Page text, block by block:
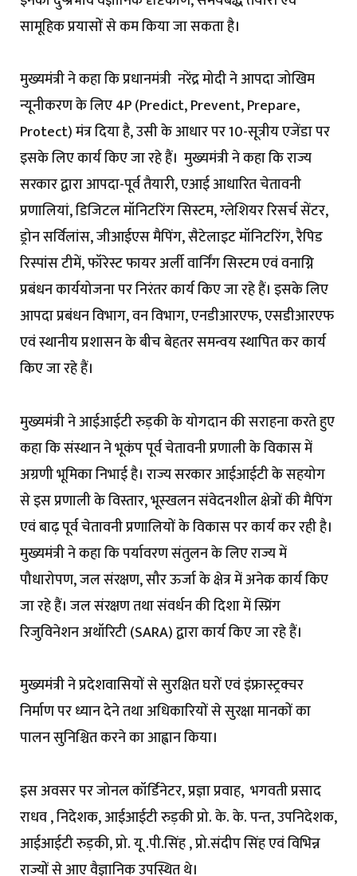
सामूहिक प्रयासों से कम किया जा सकता है।
मुख्यमंत्री ने कहा कि प्रधानमंत्री नरेंद्र मोदी ने आपदा जोखिम
न्यूनीकरण के लिए 4P (Predict, Prevent, Prepare,
Protect) मंत्र दिया है, उसी के आधार पर 10-सूत्रीय एजेंडा पर
इसके लिए कार्य किए जा रहे हैं। मुख्यमंत्री ने कहा कि राज्य
सरकार द्वारा आपदा-पूर्व तैयारी, एआई आधारित चेतावनी
प्रणालियां, डिजिटल मॉनिटरिंग सिस्टम, ग्लेशियर रिसर्च सेंटर,
ड्रोन सर्विलांस, जीआईएस मैपिंग, सैटेलाइट मॉनिटरिंग, रैपिड
रिस्पांस टीमें, फॉरेस्ट फायर अर्ली वार्निंग सिस्टम एवं वनाग्नि
प्रबंधन कार्ययोजना पर निरंतर कार्य किए जा रहे हैं। इसके लिए
आपदा प्रबंधन विभाग, वन विभाग, एनडीआरएफ, एसडीआरएफ
एवं स्थानीय प्रशासन के बीच बेहतर समन्वय स्थापित कर कार्य
किए जा रहे हैं।
मुख्यमंत्री ने आईआईटी रुड़की के योगदान की सराहना करते हुए
कहा कि संस्थान ने भूकंप पूर्व चेतावनी प्रणाली के विकास में
अग्रणी भूमिका निभाई है। राज्य सरकार आईआईटी के सहयोग
से इस प्रणाली के विस्तार, भूस्खलन संवेदनशील क्षेत्रों की मैपिंग
एवं बाढ़ पूर्व चेतावनी प्रणालियों के विकास पर कार्य कर रही है।
मुख्यमंत्री ने कहा कि पर्यावरण संतुलन के लिए राज्य में
पौधारोपण, जल संरक्षण, सौर ऊर्जा के क्षेत्र में अनेक कार्य किए
जा रहे हैं। जल संरक्षण तथा संवर्धन की दिशा में स्प्रिंग
रिजुविनेशन अथॉरिटी (SARA) द्वारा कार्य किए जा रहे हैं।
मुख्यमंत्री ने प्रदेशवासियों से सुरक्षित घरों एवं इंफ्रास्ट्रक्चर
निर्माण पर ध्यान देने तथा अधिकारियों से सुरक्षा मानकों का
पालन सुनिश्चित करने का आह्वान किया।
इस अवसर पर जोनल कॉर्डिनेटर, प्रज्ञा प्रवाह, भगवती प्रसाद
राधव , निदेशक, आईआईटी रुड़की प्रो. के. के. पन्त, उपनिदेशक,
आईआईटी रुड़की, प्रो. यू .पी.सिंह , प्रो.संदीप सिंह एवं विभिन्न
राज्यों से आए वैज्ञानिक उपस्थित थे।